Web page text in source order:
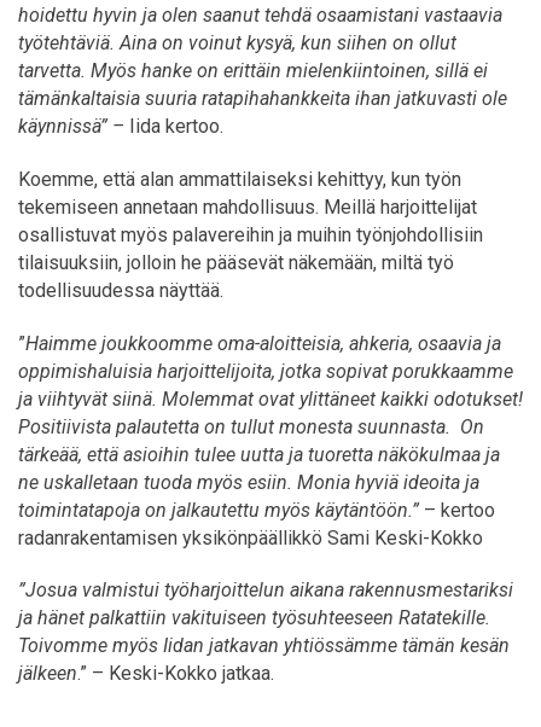
hoidettu hyvin ja olen saanut tehdä osaamistani vastaavia
työtehtäviä. Aina on voinut kysyä, kun siihen on ollut
tarvetta. Myös hanke on erittäin mielenkiintoinen, sillä ei
tämänkaltaisia suuria ratapihahankkeita ihan jatkuvasti ole
käynnissä” – Iida kertoo.
Koemme, että alan ammattilaiseksi kehittyy, kun työn
tekemiseen annetaan mahdollisuus. Meillä harjoittelijat
osallistuvat myös palavereihin ja muihin työnjohdollisiin
tilaisuuksiin, jolloin he pääsevät näkemään, miltä työ
todellisuudessa näyttää.
”Haimme joukkoomme oma-aloitteisia, ahkeria, osaavia ja
oppimishaluisia harjoittelijoita, jotka sopivat porukkaamme
ja viihtyvät siinä. Molemmat ovat ylittäneet kaikki odotukset!
Positiivista palautetta on tullut monesta suunnasta. On
tärkeää, että asioihin tulee uutta ja tuoretta näkökulmaa ja
ne uskalletaan tuoda myös esiin. Monia hyviä ideoita ja
toimintatapoja on jalkautettu myös käytäntöön.” – kertoo
radanrakentamisen yksikönpäällikkö Sami Keski-Kokko
”Josua valmistui työharjoittelun aikana rakennusmestariksi
ja hänet palkattiin vakituiseen työsuhteeseen Ratatekille.
Toivomme myös Iidan jatkavan yhtiössämme tämän kesän
jälkeen.” – Keski-Kokko jatkaa.